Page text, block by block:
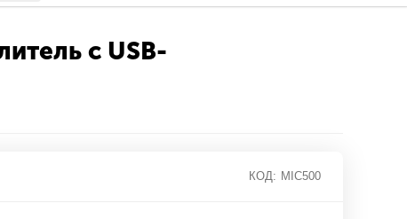
с USB-
КОД: MIC500